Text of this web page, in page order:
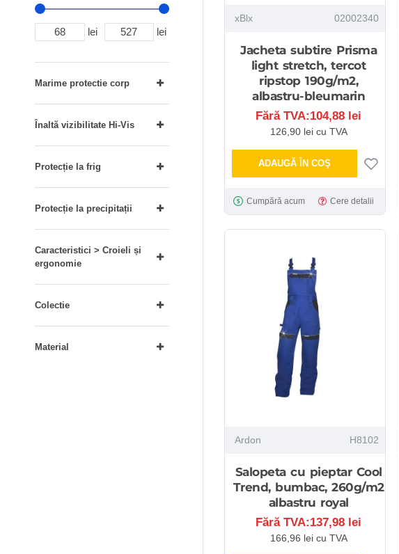
lei lei
Material
Înaltă vizibilitate Hi-Vis
Colectie
Caracteristici > Croieli și
ergonomie
Protecție la precipitații
Protecție la frig
Marime protectie corp
xBlx 02002340
Jacheta subtire Prisma
light stretch, tercot
ripstop 190g/m2,
albastru-bleumarin
Fără TVA:104,88 lei
126,90 lei cu TVA
ADAUGĂ ÎN COŞ
Cumpără acum Cere detalii
Ardon H8102
Salopeta cu pieptar Cool
Trend, bumbac, 260g/m2
albastru royal
Fără TVA:137,98 lei
166,96 lei cu TVA